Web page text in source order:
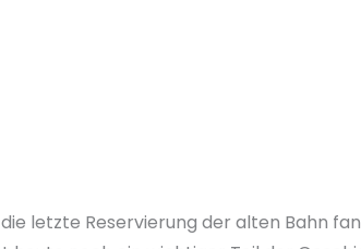
letzte Reservierung der alten Bahn